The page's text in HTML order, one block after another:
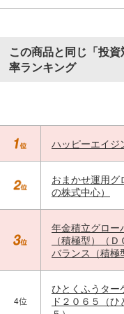
この商品と同じ「投
率ランキング
ハッピーエイジ
おまかせ運用グ
の株式中心）
年金積立グロー
（積極型）（
バランス（積極
4位
ひとくふうター
ド２０６５（